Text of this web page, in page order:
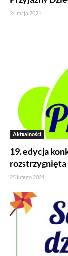
24 maja 2021
Aktualności
19. edycja
rozstrzygnięta
25 lutego 2021